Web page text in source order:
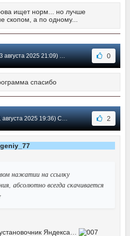
ищет норм... но лучше
скопом, а по одному...
2025 21:09) Сообщение #3698 0
спасибо
2025 19:36) Сообщение #3697 2
нажатии на ссылку
абсолютно всегда скачивается
Яндекса…